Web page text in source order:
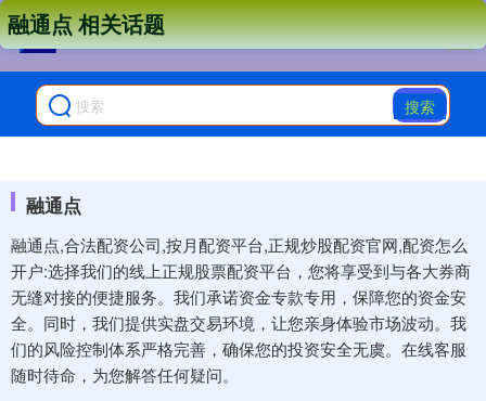
搜索
融通点
融通点,合法配资公司,按月配资平台,正规炒股配资官网,配资怎么
开户:选择我们的线上正规股票配资平台，您将享受到与各大券商
无缝对接的便捷服务。我们承诺资金专款专用，保障您的资金安
全。同时，我们提供实盘交易环境，让您亲身体验市场波动。我
们的风险控制体系严格完善，确保您的投资安全无虞。在线客服
随时待命，为您解答任何疑问。
融通点 相关话题